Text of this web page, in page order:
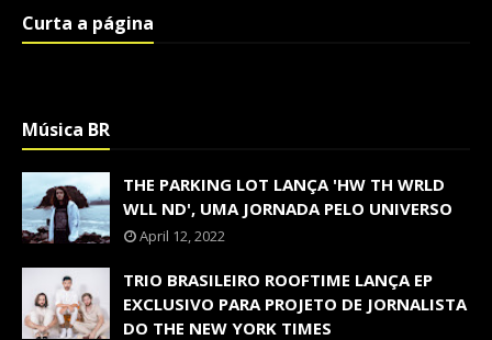
Curta a página
Música BR
THE PARKING LOT LANÇA 'HW TH WRLD
WLL ND', UMA JORNADA PELO UNIVERSO
April 12, 2022
TRIO BRASILEIRO ROOFTIME LANÇA EP
EXCLUSIVO PARA PROJETO DE JORNALISTA
DO THE NEW YORK TIMES